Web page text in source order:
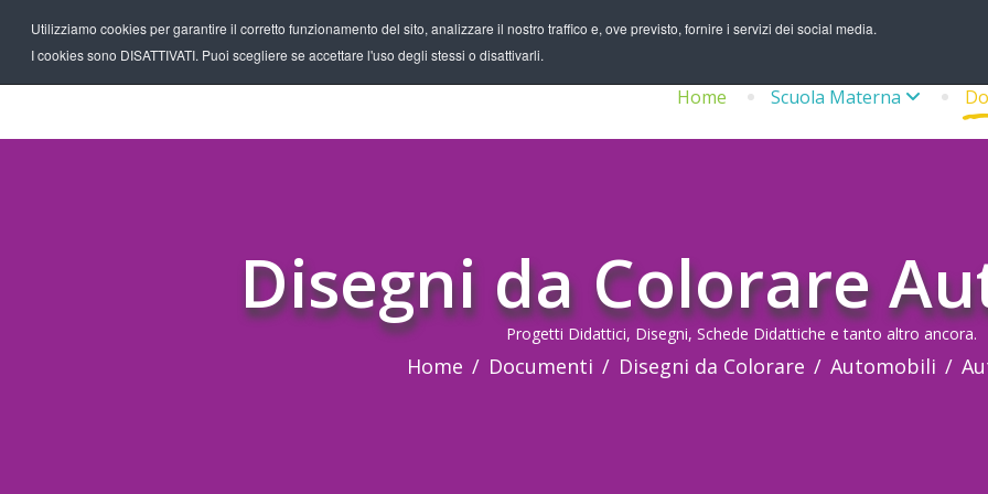
Utilizziamo cookies per garantire il corretto funzionamento del sito, analizzare il nostro traffico e, ove previsto, fornire i servizi dei social media.
I cookies sono DISATTIVATI. Puoi scegliere se accettare l'uso degli stessi o disattivarli.
Home Scuola Materna
Disegni da Colorare
Progetti Didattici, Disegni, Schede Didattiche e tanto altro ancora.
Home Documenti Disegni da Colorare Automobili